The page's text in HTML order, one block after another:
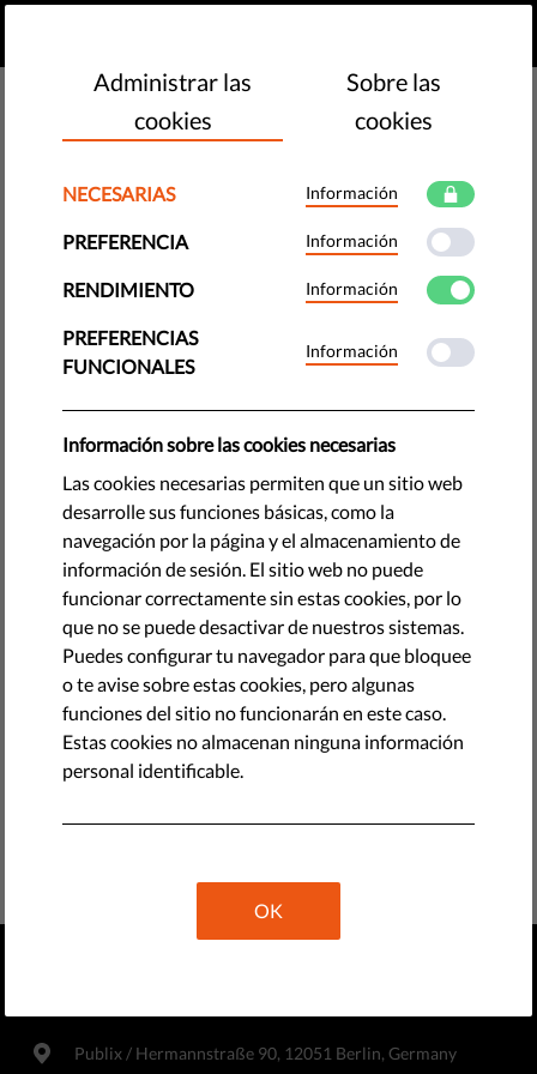
The requested page does not exist.
Please go to home page by clicking the button
bellow.
BACK TO HOME PAGE
Publix​ / Hermannstraße 90, 12051 Berlin, Germany
Administrar las
cookies
Sobre las
cookies
NECESARIAS Información
PREFERENCIA Información
RENDIMIENTO Información
PREFERENCIAS
FUNCIONALES
Información
Información sobre las cookies necesarias
Las cookies necesarias permiten que un sitio web
desarrolle sus funciones básicas, como la
navegación por la página y el almacenamiento de
información de sesión. El sitio web no puede
funcionar correctamente sin estas cookies, por lo
que no se puede desactivar de nuestros sistemas.
Puedes configurar tu navegador para que bloquee
o te avise sobre estas cookies, pero algunas
funciones del sitio no funcionarán en este caso.
Estas cookies no almacenan ninguna información
personal identificable.
OK